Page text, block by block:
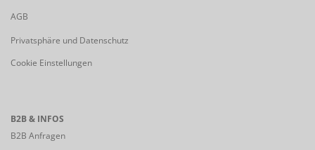
AGB
Privatsphäre und Datenschutz
Cookie Einstellungen
B2B & INFOS
B2B Anfragen